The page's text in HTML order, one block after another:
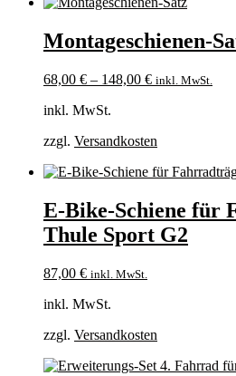
Montageschienen-
68,00 € – 148,00 € inkl. MwSt.
inkl. MwSt.
zzgl. Versandkosten
E-Bike-Schiene für
Thule Sport G2
87,00 € inkl. MwSt.
inkl. MwSt.
zzgl. Versandkosten